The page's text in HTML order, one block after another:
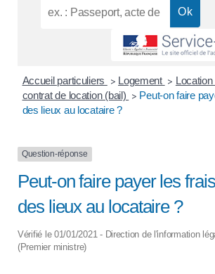
Accueil particuliers > Logement >
contrat de location (bail) > Peut-on faire
des lieux au locataire ?
Question-réponse
Peut-on faire payer les
des lieux au locataire ?
Vérifié le 01/01/2021 - Direction de l'information
(Premier ministre)